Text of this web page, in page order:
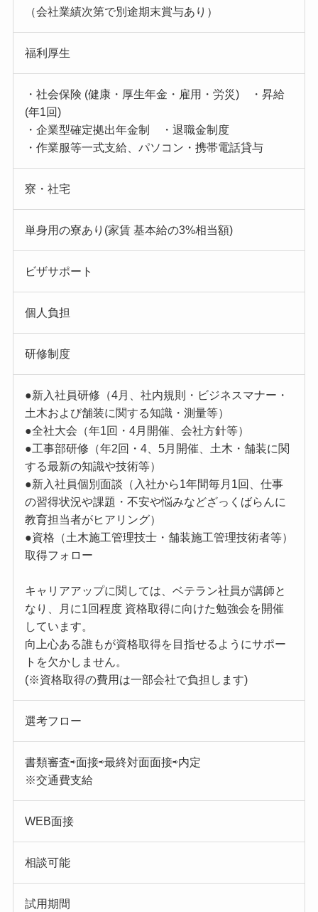
（会社業績次第で別途期末賞与あり）
福利厚生
・社会保険 (健康・厚生年金・雇用・労災) ・昇給
(年1回)
・企業型確定拠出年金制 ・退職金制度
・作業服等一式支給、パソコン・携帯電話貸与
寮・社宅
単身用の寮あり(家賃 基本給の3%相当額)
ビザサポート
個人負担
研修制度
●新入社員研修（4月、社内規則・ビジネスマナー・
土木および舗装に関する知識・測量等）
●全社大会（年1回・4月開催、会社方針等）
●工事部研修（年2回・4、5月開催、土木・舗装に関
する最新の知識や技術等）
●新入社員個別面談（入社から1年間毎月1回、仕事
の習得状況や課題・不安や悩みなどざっくばらんに
教育担当者がヒアリング）
●資格（土木施工管理技士・舗装施工管理技術者等）
取得フォロー
キャリアアップに関しては、ベテラン社員が講師と
なり、月に1回程度 資格取得に向けた勉強会を開催
しています。
向上心ある誰もが資格取得を目指せるようにサポー
トを欠かしません。
(※資格取得の費用は一部会社で負担します)
選考フロー
書類審査⇨面接⇨最終対面面接⇨内定
※交通費支給
WEB面接
相談可能
試用期間